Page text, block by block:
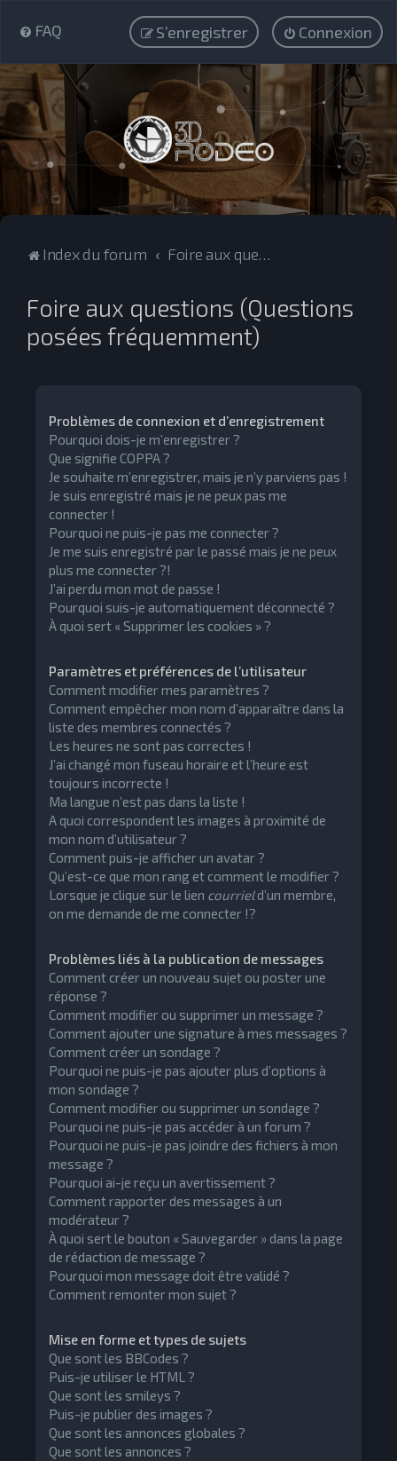
FAQ Connexion
S’enregistrer
Index du forum Foire aux questions (Questions posées fréquemment)
Foire aux questions (Questions
posées fréquemment)
Problèmes de connexion et d’enregistrement
Pourquoi dois-je m’enregistrer ?
Que signifie COPPA ?
Je souhaite m’enregistrer, mais je n’y parviens pas !
Je suis enregistré mais je ne peux pas me
connecter !
Pourquoi ne puis-je pas me connecter ?
Je me suis enregistré par le passé mais je ne peux
plus me connecter ?!
J’ai perdu mon mot de passe !
Pourquoi suis-je automatiquement déconnecté ?
À quoi sert « Supprimer les cookies » ?
Paramètres et préférences de l’utilisateur
Comment modifier mes paramètres ?
Comment empêcher mon nom d’apparaître dans la
liste des membres connectés ?
Les heures ne sont pas correctes !
J’ai changé mon fuseau horaire et l’heure est
toujours incorrecte !
Ma langue n’est pas dans la liste !
A quoi correspondent les images à proximité de
mon nom d’utilisateur ?
Comment puis-je afficher un avatar ?
Qu’est-ce que mon rang et comment le modifier ?
Lorsque je clique sur le lien courrield’un membre,
on me demande de me connecter !?
Problèmes liés à la publication de messages
Comment créer un nouveau sujet ou poster une
réponse ?
Comment modifier ou supprimer un message ?
Comment ajouter une signature à mes messages ?
Comment créer un sondage ?
Pourquoi ne puis-je pas ajouter plus d’options à
mon sondage ?
Comment modifier ou supprimer un sondage ?
Pourquoi ne puis-je pas accéder à un forum ?
Pourquoi ne puis-je pas joindre des fichiers à mon
message ?
Pourquoi ai-je reçu un avertissement ?
Comment rapporter des messages à un
modérateur ?
À quoi sert le bouton « Sauvegarder » dans la page
de rédaction de message ?
Pourquoi mon message doit être validé ?
Comment remonter mon sujet ?
Mise en forme et types de sujets
Que sont les BBCodes ?
Puis-je utiliser le HTML ?
Que sont les smileys ?
Puis-je publier des images ?
Que sont les annonces globales ?
Que sont les annonces ?